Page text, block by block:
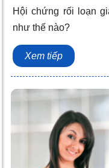
Hội chứng rối loạn
như thế nào?
Xem tiếp